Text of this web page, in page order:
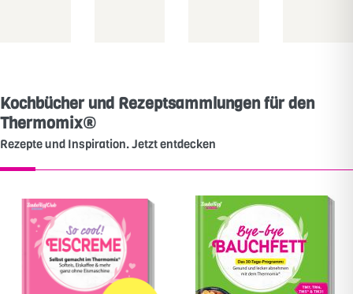
Kochbücher und Rezeptsammlungen für den
Thermomix®
Rezepte und Inspiration. Jetzt entdecken